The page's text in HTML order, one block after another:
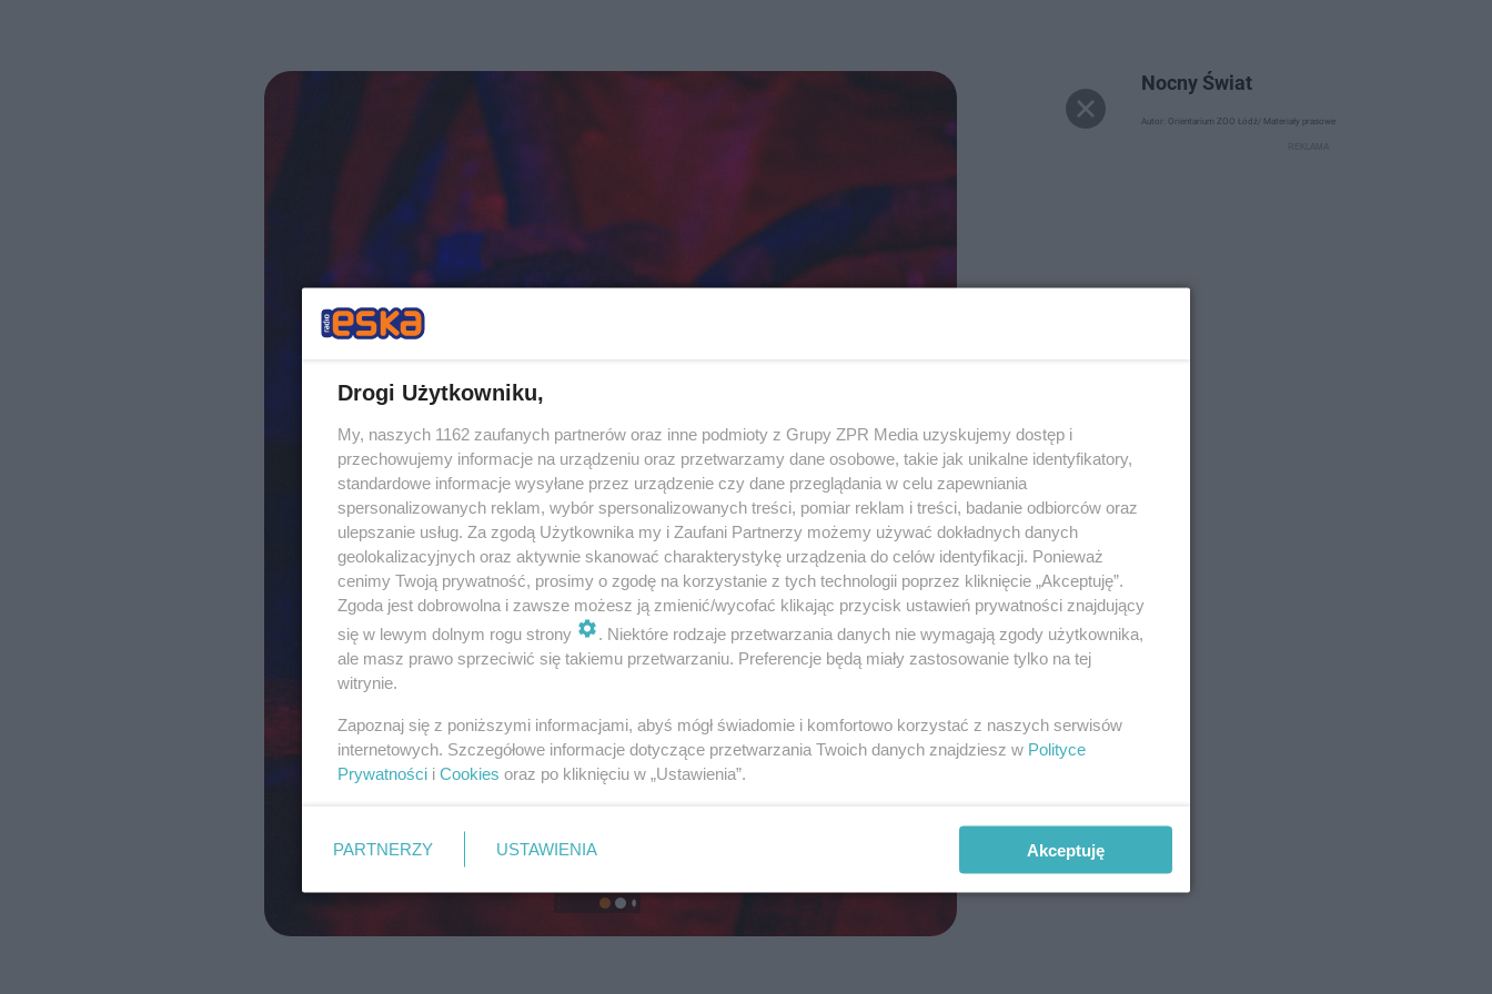
Nocny Świat
Autor: Orientarium ZOO Łódź/ Materiały prasowe
Drogi Użytkowniku,
My, naszych 1162 zaufanych partnerów oraz inne podmioty z Grupy ZPR Media uzyskujemy dostęp i
przechowujemy informacje na urządzeniu oraz przetwarzamy dane osobowe, takie jak unikalne identyfikatory,
standardowe informacje wysyłane przez urządzenie czy dane przeglądania w celu zapewniania
spersonalizowanych reklam, wybór spersonalizowanych treści, pomiar reklam i treści, badanie odbiorców oraz
ulepszanie usług. Za zgodą Użytkownika my i Zaufani Partnerzy możemy używać dokładnych danych
geolokalizacyjnych oraz aktywnie skanować charakterystykę urządzenia do celów identyfikacji. Ponieważ
cenimy Twoją prywatność, prosimy o zgodę na korzystanie z tych technologii poprzez kliknięcie „Akceptuję”.
Zgoda jest dobrowolna i zawsze możesz ją zmienić/wycofać klikając przycisk ustawień prywatności znajdujący
się w lewym dolnym rogu strony
. Niektóre rodzaje przetwarzania danych nie wymagają zgody użytkownika,
ale masz prawo sprzeciwić się takiemu przetwarzaniu. Preferencje będą miały zastosowanie tylko na tej
witrynie.
Zapoznaj się z poniższymi informacjami, abyś mógł świadomie i komfortowo korzystać z naszych serwisów
internetowych. Szczegółowe informacje dotyczące przetwarzania Twoich danych znajdziesz w Polityce
Prywatności i Cookies oraz po kliknięciu w „Ustawienia”.
PARTNERZY USTAWIENIA Akceptuję